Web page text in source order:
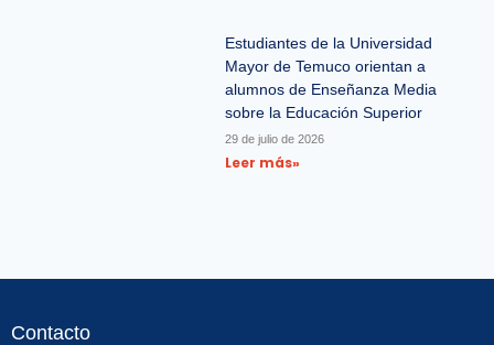
Estudiantes de la Universidad
Mayor de Temuco orientan a
alumnos de Enseñanza Media
sobre la Educación Superior
29 de julio de 2026
Leer más»
Contacto